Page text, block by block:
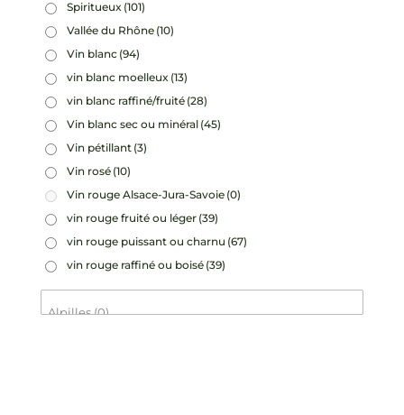
Spiritueux (101)
Vallée du Rhône (10)
Vin blanc (94)
vin blanc moelleux (13)
vin blanc raffiné/fruité (28)
Vin blanc sec ou minéral (45)
Vin pétillant (3)
Vin rosé (10)
Vin rouge Alsace-Jura-Savoie (0)
vin rouge fruité ou léger (39)
vin rouge puissant ou charnu (67)
vin rouge raffiné ou boisé (39)